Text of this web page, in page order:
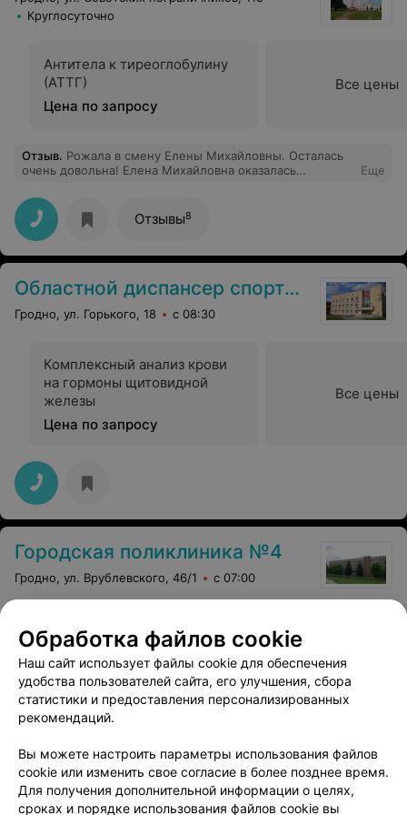
Круглосуточно
Антитела к тиреоглобулину
(АТТГ)
Цена по запросу
Все цены
Отзыв. Рожала в смену Елены Михайловны. Осталась
очень довольна! Елена Михайловна оказалась
мне родить долгожданного сыночка. Спасибо ей
большое! И всем девчатам дневной смены БСМП
родзал 28.04.2023, принявшим участие в рождении
первенца! Искренне благодарю!
Еще
Отзывы8
Областной диспансер спортивной медицины
Гродно, ул. Горького, 18 с 08:30
Комплексный анализ крови
на гормоны щитовидной
железы
Цена по запросу
Все цены
Городская поликлиника №4
Гродно, ул. Врублевского, 46/1 с 07:00
Комплексный анализ крови
на гормоны щитовидной
железы
Цена по запросу
Все цены
Обработка файлов cookie
Наш сайт использует файлы cookie для обеспечения
удобства пользователей сайта, его улучшения, сбора
статистики и предоставления персонализированных
рекомендаций.
Вы можете настроить параметры использования файлов
cookie или изменить свое согласие в более позднее время.
Для получения дополнительной информации о целях,
сроках и порядке использования файлов cookie вы